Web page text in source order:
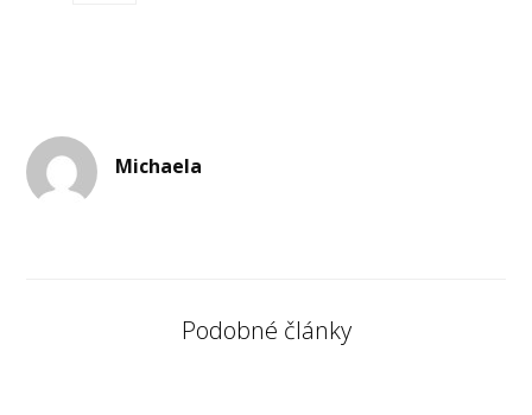
Michaela
Podobné články